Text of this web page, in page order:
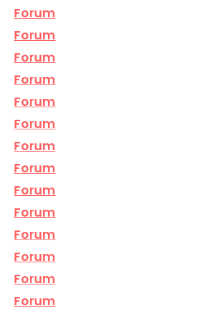
Forum
Forum
Forum
Forum
Forum
Forum
Forum
Forum
Forum
Forum
Forum
Forum
Forum
Forum